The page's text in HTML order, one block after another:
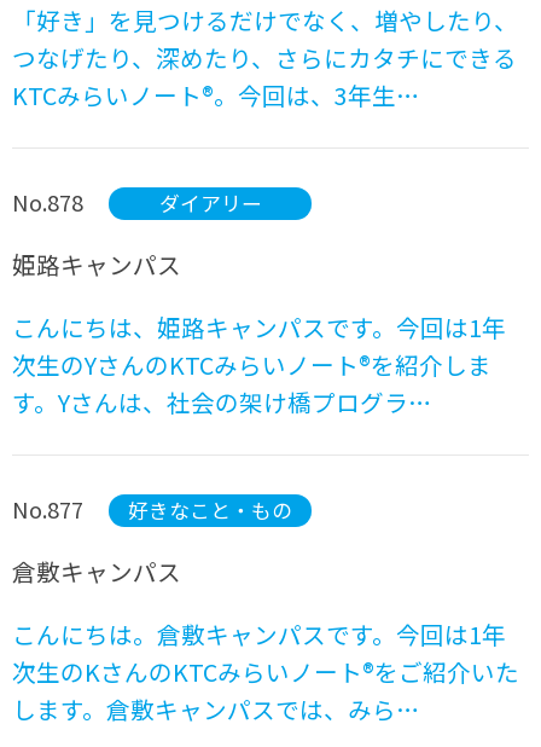
「好き」を見つけるだけでなく、増やしたり、
つなげたり、深めたり、さらにカタチにできる
KTCみらいノート®。今回は、3年生…
No.878 ダイアリー
姫路キャンパス
こんにちは、姫路キャンパスです。今回は1年
次生のYさんのKTCみらいノート®を紹介しま
す。Yさんは、社会の架け橋プログラ…
No.877 好きなこと・もの
倉敷キャンパス
こんにちは。倉敷キャンパスです。今回は1年
次生のKさんのKTCみらいノート®をご紹介いた
します。倉敷キャンパスでは、みら…